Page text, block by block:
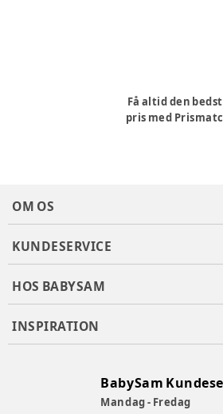
Få altid den
pris med
OM OS
KUNDESERVICE
HOS BABYSAM
INSPIRATION
BabySam
Mandag - Fredag